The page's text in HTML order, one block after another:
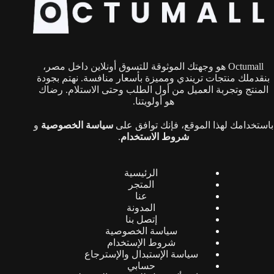
يمكن
اختيار
المنتج
Octumall هو وجهتك الموثوقة للتسوق أونلاين داخل مصر،
بنقدملك منتجات تريندي ومميزة بأسعار منافسة. نهتم بجودة
المنتج وتجربة العميل من أول الطلب وحتى الاستلام. رضاك
هو أولويتنا.
باستخدامك لهذا الموقع، فإنك توافق علىسياسة الخصوصية و
شروط الاستخدام.
الرئيسية
المتجر
عنا
المدونة
إتصل بنا
سياسة الخصوصية
شروط الإستخدام
سياسة الإستبدال والإسترجاع
حسابي